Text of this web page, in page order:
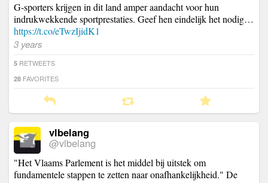
G-sporters krijgen in dit land amper aandacht voor hun
indrukwekkende sportprestaties. Geef hen eindelijk het nodig…
https://t.co/eTwzIjidK1
3 years
5 RETWEETS
28 FAVORITES
vlbelang
@vlbelang
"Het Vlaams Parlement is het middel bij uitstek om
fundamentele stappen te zetten naar onafhankelijkheid." De